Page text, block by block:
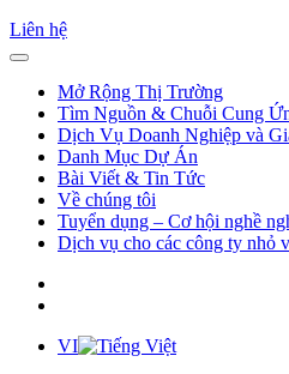
Liên hệ
Mở Rộng Thị Trường
Tìm Nguồn & Chuỗi Cung
Dịch Vụ Doanh Nghiệp và
Danh Mục Dự Án
Bài Viết & Tin Tức
Về chúng tôi
Tuyển dụng – Cơ hội nghề
Dịch vụ cho các công ty nhỏ
VI